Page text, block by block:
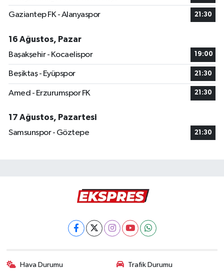
Gaziantep FK - Alanyaspor 21:30
16 Ağustos, Pazar
Başakşehir - Kocaelispor
19:00
Beşiktaş - Eyüpspor 21:30
Amed - Erzurumspor FK 21:30
17 Ağustos, Pazartesi
Samsunspor - Göztepe
21:30
Hava Durumu Trafik Durumu